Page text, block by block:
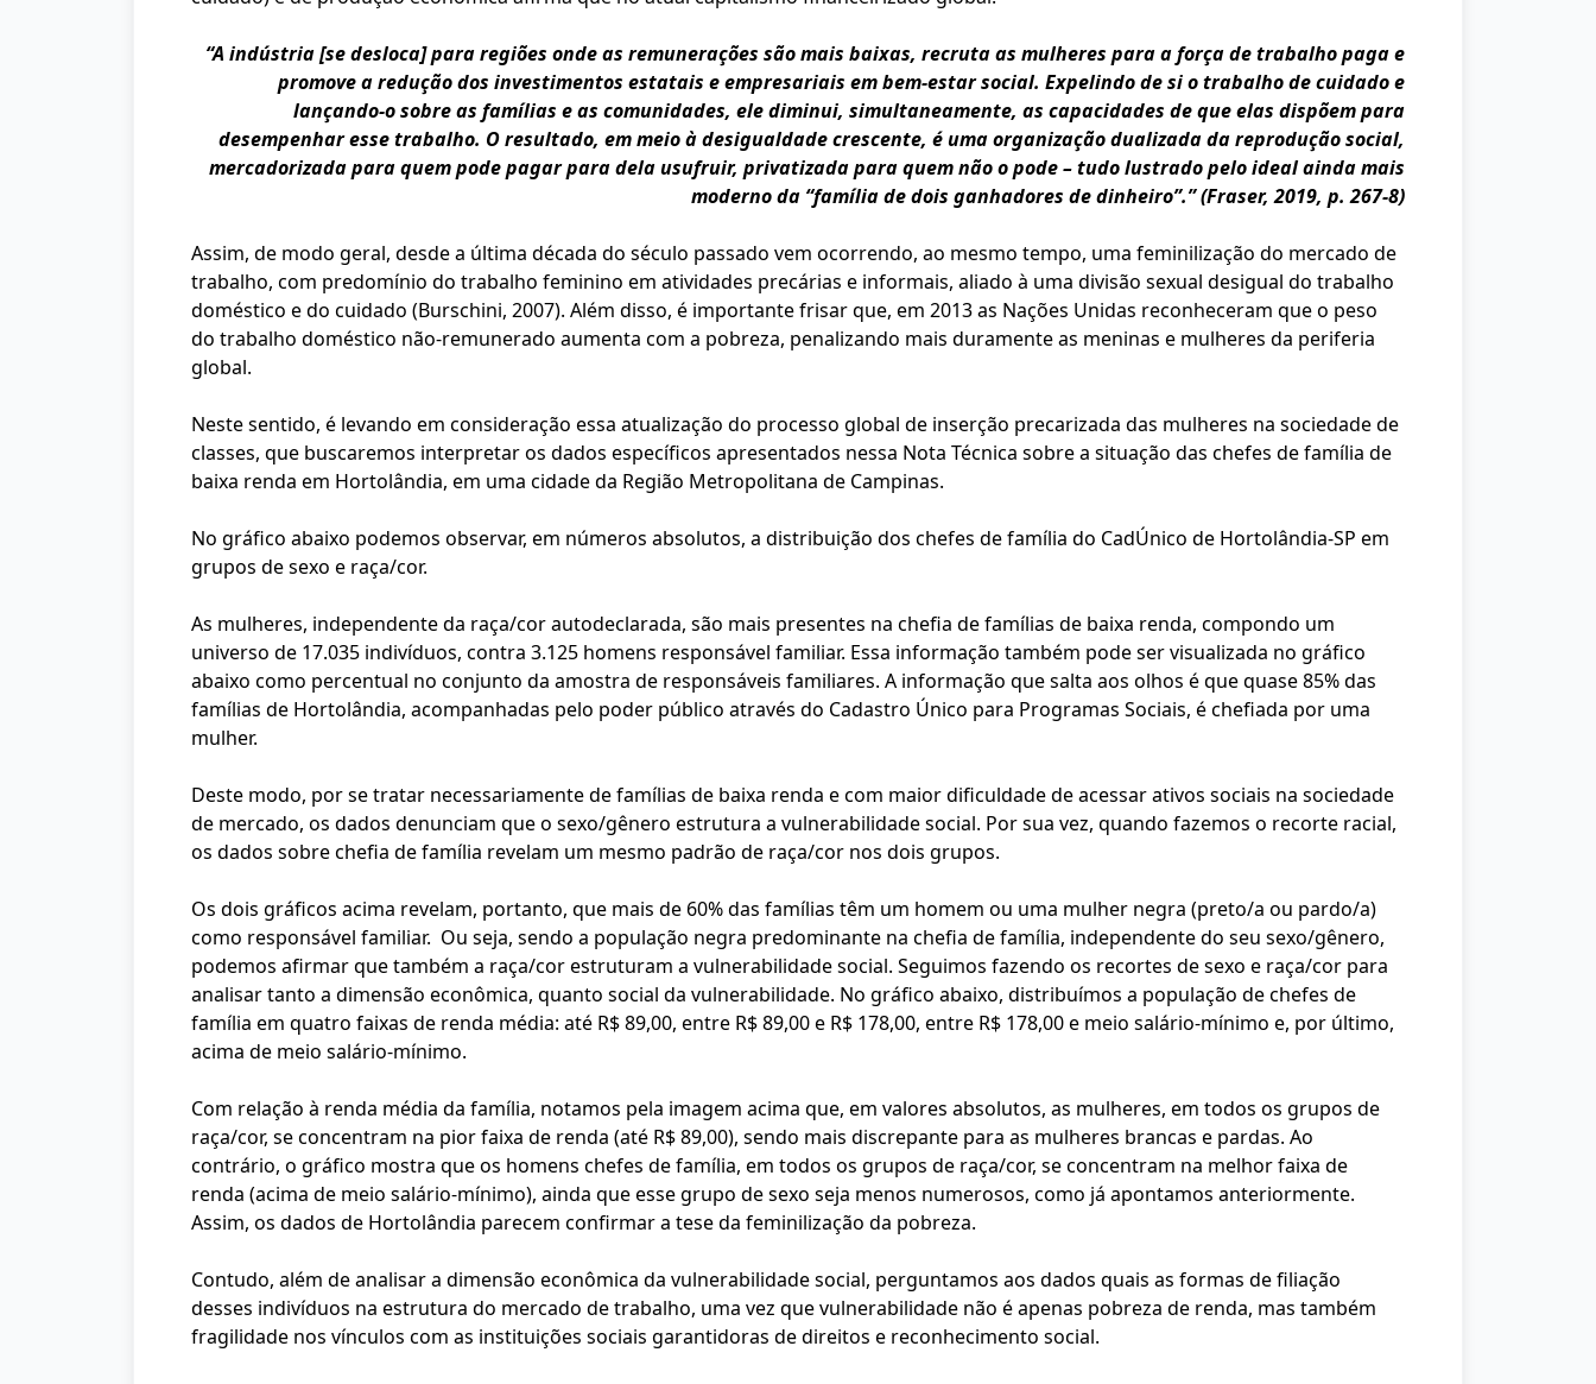
“A indústria [se desloca] para regiões onde as remunerações são mais baixas, recruta as mulheres para a força de trabalho paga e
promove a redução dos investimentos estatais e empresariais em bem-estar social. Expelindo de si o trabalho de cuidado e
lançando-o sobre as famílias e as comunidades, ele diminui, simultaneamente, as capacidades de que elas dispõem para
desempenhar esse trabalho. O resultado, em meio à desigualdade crescente, é uma organização dualizada da reprodução social,
mercadorizada para quem pode pagar para dela usufruir, privatizada para quem não o pode – tudo lustrado pelo ideal ainda mais
moderno da “família de dois ganhadores de dinheiro”.” (Fraser, 2019, p. 267-8)
Assim, de modo geral, desde a última década do século passado vem ocorrendo, ao mesmo tempo, uma feminilização do mercado de
trabalho, com predomínio do trabalho feminino em atividades precárias e informais, aliado à uma divisão sexual desigual do trabalho
doméstico e do cuidado (Burschini, 2007). Além disso, é importante frisar que, em 2013 as Nações Unidas reconheceram que o peso
do trabalho doméstico não-remunerado aumenta com a pobreza, penalizando mais duramente as meninas e mulheres da periferia
global.
Neste sentido, é levando em consideração essa atualização do processo global de inserção precarizada das mulheres na sociedade de
classes, que buscaremos interpretar os dados específicos apresentados nessa Nota Técnica sobre a situação das chefes de família de
baixa renda em Hortolândia, em uma cidade da Região Metropolitana de Campinas.
No gráfico abaixo podemos observar, em números absolutos, a distribuição dos chefes de família do CadÚnico de Hortolândia-SP em
grupos de sexo e raça/cor.
As mulheres, independente da raça/cor autodeclarada, são mais presentes na chefia de famílias de baixa renda, compondo um
universo de 17.035 indivíduos, contra 3.125 homens responsável familiar. Essa informação também pode ser visualizada no gráfico
abaixo como percentual no conjunto da amostra de responsáveis familiares. A informação que salta aos olhos é que quase 85% das
famílias de Hortolândia, acompanhadas pelo poder público através do Cadastro Único para Programas Sociais, é chefiada por uma
mulher.
Deste modo, por se tratar necessariamente de famílias de baixa renda e com maior dificuldade de acessar ativos sociais na sociedade
de mercado, os dados denunciam que o sexo/gênero estrutura a vulnerabilidade social. Por sua vez, quando fazemos o recorte racial,
os dados sobre chefia de família revelam um mesmo padrão de raça/cor nos dois grupos.
Os dois gráficos acima revelam, portanto, que mais de 60% das famílias têm um homem ou uma mulher negra (preto/a ou pardo/a)
como responsável familiar. Ou seja, sendo a população negra predominante na chefia de família, independente do seu sexo/gênero,
podemos afirmar que também a raça/cor estruturam a vulnerabilidade social. Seguimos fazendo os recortes de sexo e raça/cor para
analisar tanto a dimensão econômica, quanto social da vulnerabilidade. No gráfico abaixo, distribuímos a população de chefes de
família em quatro faixas de renda média: até R$ 89,00, entre R$ 89,00 e R$ 178,00, entre R$ 178,00 e meio salário-mínimo e, por último,
acima de meio salário-mínimo.
Com relação à renda média da família, notamos pela imagem acima que, em valores absolutos, as mulheres, em todos os grupos de
raça/cor, se concentram na pior faixa de renda (até R$ 89,00), sendo mais discrepante para as mulheres brancas e pardas. Ao
contrário, o gráfico mostra que os homens chefes de família, em todos os grupos de raça/cor, se concentram na melhor faixa de
renda (acima de meio salário-mínimo), ainda que esse grupo de sexo seja menos numerosos, como já apontamos anteriormente.
Assim, os dados de Hortolândia parecem confirmar a tese da feminilização da pobreza.
Contudo, além de analisar a dimensão econômica da vulnerabilidade social, perguntamos aos dados quais as formas de filiação
desses indivíduos na estrutura do mercado de trabalho, uma vez que vulnerabilidade não é apenas pobreza de renda, mas também
fragilidade nos vínculos com as instituições sociais garantidoras de direitos e reconhecimento social.